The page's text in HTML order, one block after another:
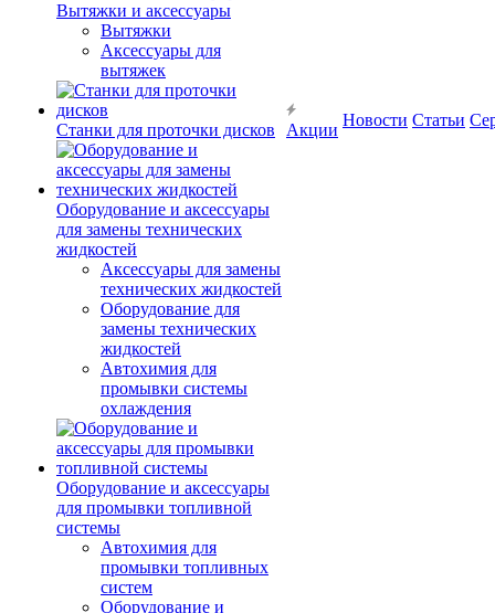
Вытяжки и аксессуары
Вытяжки
Аксессуары для
вытяжек
Станки для проточки дисков
Оборудование и аксессуары
для замены технических
жидкостей
Аксессуары для замены
технических жидкостей
Оборудование для
замены технических
жидкостей
Автохимия для
промывки системы
охлаждения
Оборудование и аксессуары
для промывки топливной
системы
Автохимия для
промывки топливных
систем
Оборудование и
Акции
Новости Статьи